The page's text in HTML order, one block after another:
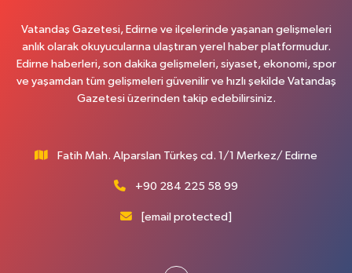
Vatandaş Gazetesi, Edirne ve ilçelerinde yaşanan gelişmeleri
anlık olarak okuyucularına ulaştıran yerel haber platformudur.
Edirne haberleri, son dakika gelişmeleri, siyaset, ekonomi, spor
ve yaşamdan tüm gelişmeleri güvenilir ve hızlı şekilde Vatandaş
Gazetesi üzerinden takip edebilirsiniz.
Fatih Mah. Alparslan Türkeş cd. 1/1 Merkez/ Edirne
+90 284 225 58 99
[email protected]